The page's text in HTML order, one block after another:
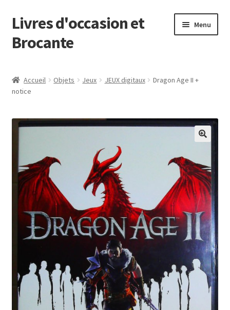
Aller
à
la
Aller
au
contenu
Livres d'occasion et
Brocante
Menu
Accueil Objets Jeux JEUX digitaux
Dragon Age II +
notice